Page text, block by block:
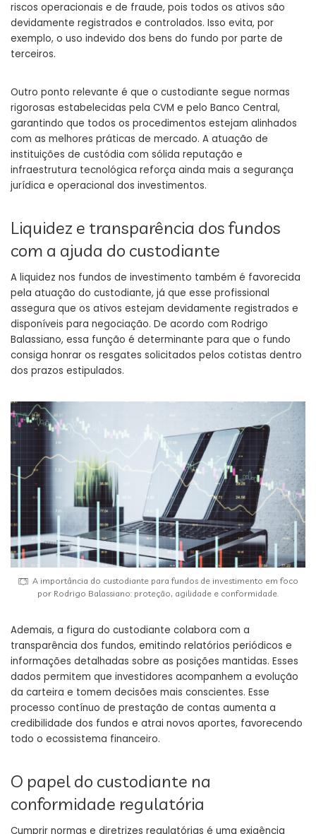
riscos operacionais e de fraude, pois todos os ativos são
devidamente registrados e controlados. Isso evita, por
exemplo, o uso indevido dos bens do fundo por parte de
terceiros.
Outro ponto relevante é que o custodiante segue normas
rigorosas estabelecidas pela CVM e pelo Banco Central,
garantindo que todos os procedimentos estejam alinhados
com as melhores práticas de mercado. A atuação de
instituições de custódia com sólida reputação e
infraestrutura tecnológica reforça ainda mais a segurança
jurídica e operacional dos investimentos.
Liquidez e transparência dos fundos
com a ajuda do custodiante
A liquidez nos fundos de investimento também é favorecida
pela atuação do custodiante, já que esse profissional
assegura que os ativos estejam devidamente registrados e
disponíveis para negociação. De acordo com Rodrigo
Balassiano, essa função é determinante para que o fundo
consiga honrar os resgates solicitados pelos cotistas dentro
dos prazos estipulados.
A importância do custodiante para fundos de investimento em foco
por Rodrigo Balassiano: proteção, agilidade e conformidade.
Ademais, a figura do custodiante colabora com a
transparência dos fundos, emitindo relatórios periódicos e
informações detalhadas sobre as posições mantidas. Esses
dados permitem que investidores acompanhem a evolução
da carteira e tomem decisões mais conscientes. Esse
processo contínuo de prestação de contas aumenta a
credibilidade dos fundos e atrai novos aportes, favorecendo
todo o ecossistema financeiro.
O papel do custodiante na
conformidade regulatória
Cumprir normas e diretrizes regulatórias é uma exigência